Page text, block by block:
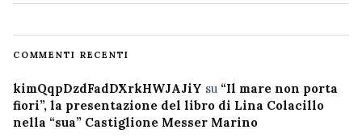
COMMENTI RECENTI
kimQqpDzdFadDXrkHWJAJiY su “Il mare non porta
fiori”, la presentazione del libro di Lina Colacillo
nella “sua” Castiglione Messer Marino